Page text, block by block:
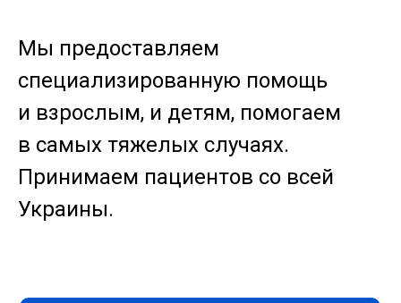
Мы предоставляем
специализированную помощь
и взрослым, и детям, помогаем
в самых тяжелых случаях.
Принимаем пациентов со всей
Украины.